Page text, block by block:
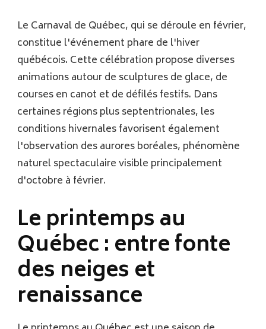
Le Carnaval de Québec, qui se déroule en février,
constitue l'événement phare de l'hiver
québécois. Cette célébration propose diverses
animations autour de sculptures de glace, de
courses en canot et de défilés festifs. Dans
certaines régions plus septentrionales, les
conditions hivernales favorisent également
l'observation des aurores boréales, phénomène
naturel spectaculaire visible principalement
d'octobre à février.
Le printemps au
Québec : entre fonte
des neiges et
renaissance